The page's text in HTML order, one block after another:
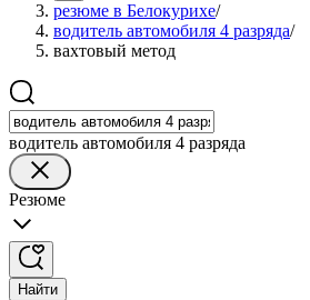
резюме в Белокурихе/
водитель автомобиля 4 разряда/
вахтовый метод
водитель автомобиля 4 разряда
Резюме
Найти